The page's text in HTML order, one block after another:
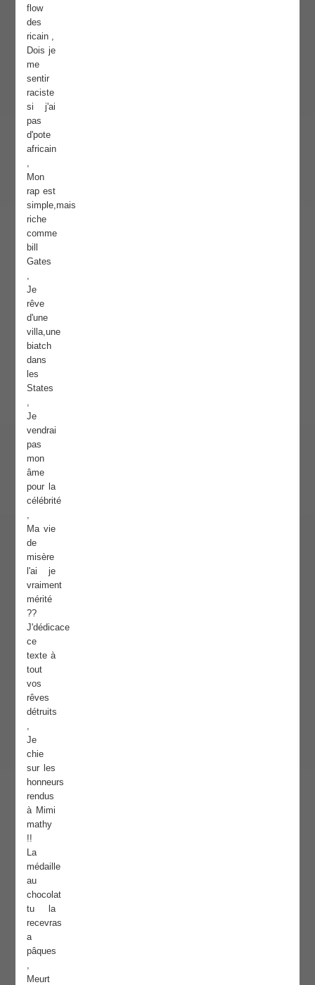
flow
des
ricain ,
Dois je
me
sentir
raciste
si j'ai
pas
d'pote
africain
Mon
rap est
simple,mais
riche
comme
bill
Gates
Je
rêve
d'une
villa,une
biatch
dans
les
States
Je
vendrai
pas
mon
âme
pour la
célébrité
Ma vie
de
misère
l'ai je
vraiment
mérité
??
J'dédicace
ce
texte à
tout
vos
rêves
détruits
Je
chie
sur les
honneurs
rendus
à Mimi
mathy
!!
La
médaille
au
chocolat
tu la
recevras
a
pâques
Meurt